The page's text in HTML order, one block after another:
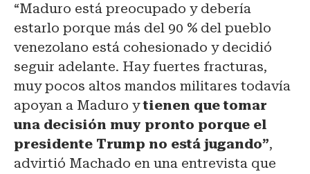
“Maduro está preocupado y debería
estarlo porque más del 90 % del pueblo
venezolano está cohesionado y decidió
seguir adelante. Hay fuertes fracturas,
muy pocos altos mandos militares todavía
apoyan a Maduro ytienen que tomar
una decisión muy pronto porque el
presidente Trump no está jugando”,
advirtió Machado en una entrevista que